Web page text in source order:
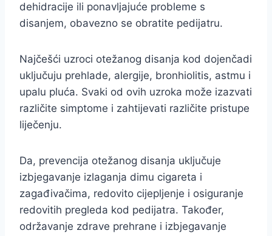
dehidracije ili ponavljajuće probleme s
disanjem, obavezno se obratite pedijatru.
Najčešći uzroci otežanog disanja kod dojenčadi
uključuju prehlade, alergije, bronhiolitis, astmu i
upalu pluća. Svaki od ovih uzroka može izazvati
različite simptome i zahtijevati različite pristupe
liječenju.
Da, prevencija otežanog disanja uključuje
izbjegavanje izlaganja dimu cigareta i
zagađivačima, redovito cijepljenje i osiguranje
redovitih pregleda kod pedijatra. Također,
održavanje zdrave prehrane i izbjegavanje